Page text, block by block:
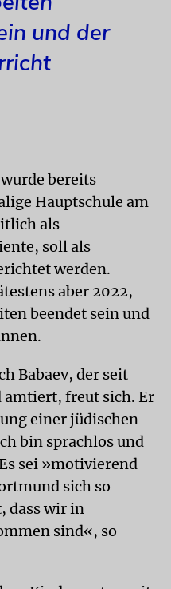
und der
bereits
Hauptschule am
als
soll als
werden.
aber 2022,
beendet sein und
Babaev, der seit
freut sich. Er
einer jüdischen
bin sprachlos und
sei »motivierend
sich so
dass wir in
sind«, so